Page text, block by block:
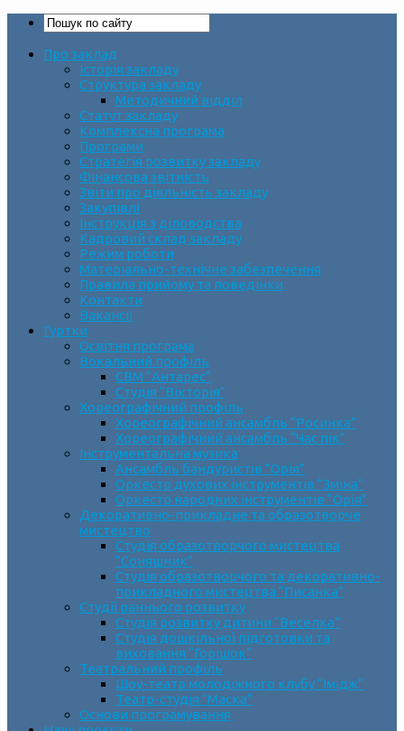
Про заклад
Історія закладу
Структура закладу
Методичний відділ
Статут закладу
Комплексна програма
Програми
Стратегія розвитку закладу
Фінансова звітність
Звіти про діяльність закладу
Закупівлі
Інструкція з діловодства
Кадровий склад закладу
Режим роботи
Матеріально-технічне забезпечення
Правила прийому та поведінки
Контакти
Вакансії
Гуртки
Освітня програма
Вокальний профіль
СВМ “Антарес”
Студія “Вікторія”
Хореографічний профіль
Хореографічний ансамбль “Росинка”
Хореографічний ансамбль “Час пік”
Інструментальна музика
Ансамбль бандуристів “Орія”
Оркестр духових інструментів “Зміна”
Оркестр народних інструментів “Орія”
Декоративно-прикладне та образотворче
мистецтво
Cтудія образотворчого мистецтва
“Соняшник”
Студія образотворчого та декоративно-
прикладного мистецтва “Писанка”
Студії раннього розвитку
Студія розвитку дитини “Веселка”
Студія дошкільної підготовки та
виховання “Горішок”
Театральний профіль
Шоу-театр молодіжного клубу “Імідж”
Театр-студія “Маска”
Основи програмування